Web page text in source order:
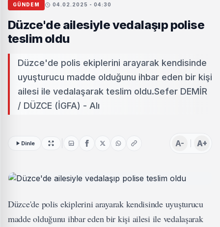
GÜNDEM 04.02.2025 - 04:30
Düzce'de ailesiyle vedalaşıp polise
teslim oldu
Düzce'de polis ekiplerini arayarak kendisinde
uyuşturucu madde olduğunu ihbar eden bir kişi
ailesi ile vedalaşarak teslim oldu.Sefer DEMİR
/ DÜZCE (İGFA) - Alı
Dinle A- A+
Düzce'de polis ekiplerini arayarak kendisinde uyuşturucu
madde olduğunu ihbar eden bir kişi ailesi ile vedalaşarak